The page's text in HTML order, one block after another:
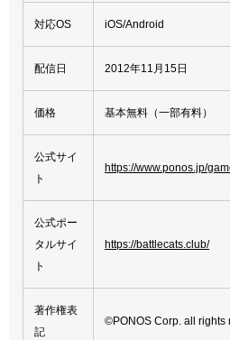
対応OS iOS/Android
配信日 2012年11月15日
価格 基本無料（一部有料）
公式サイ
ト
https://www.ponos.jp/
公式ポー
タルサイ
ト
https://battlecats.club/
著作権表
記
©PONOS Corp. all rights